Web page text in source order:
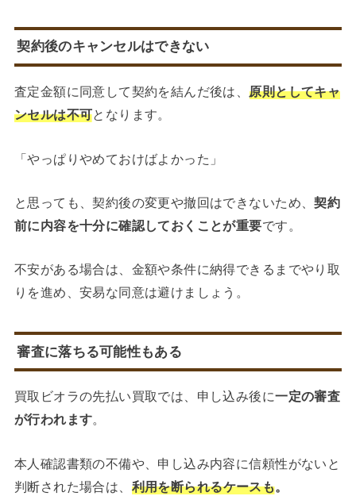
契約後のキャンセルはできない
査定金額に同意して契約を結んだ後は、 原則としてキャ
ンセルは不可となります。
「やっぱりやめておけばよかった」
と思っても、契約後の変更や撤回はできないため、契約
前に内容を十分に確認しておくことが重要です。
不安がある場合は、金額や条件に納得できるまでやり取
りを進め、安易な同意は避けましょう。
審査に落ちる可能性もある
買取ビオラの先払い買取では、申し込み後に一定の審査
が行われます。
本人確認書類の不備や、申し込み内容に信頼性がないと
判断された場合は、 利用を断られるケースも。